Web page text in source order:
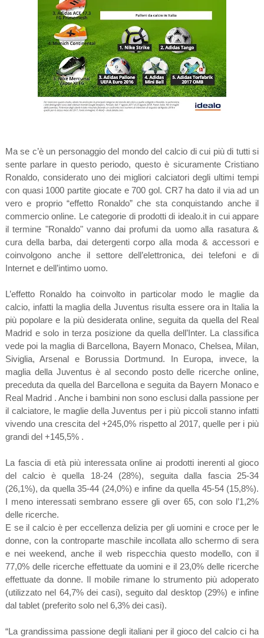
Ma se c’è un personaggio del mondo del calcio di cui più di tutti si
sente parlare in questo periodo, questo è sicuramente Cristiano
Ronaldo, considerato uno dei migliori calciatori degli ultimi tempi
con quasi 1000 partite giocate e 700 gol. CR7 ha dato il via ad un
vero e proprio “effetto Ronaldo” che sta conquistando anche il
commercio online. Le categorie di prodotti di idealo.it in cui appare
il termine "Ronaldo" vanno dai profumi da uomo alla rasatura &
cura della barba, dai detergenti corpo alla moda & accessori e
coinvolgono anche il settore dell’elettronica, dei telefoni e di
Internet e dell’intimo uomo.
L’effetto Ronaldo ha coinvolto in particolar modo le maglie da
calcio, infatti la maglia della Juventus risulta essere ora in Italia la
più popolare e la più desiderata online, seguita da quella del Real
Madrid e solo in terza posizione da quella dell’Inter. La classifica
vede poi la maglia di Barcellona, Bayern Monaco, Chelsea, Milan,
Siviglia, Arsenal e Borussia Dortmund. In Europa, invece, la
maglia della Juventus è al secondo posto delle ricerche online,
preceduta da quella del Barcellona e seguita da Bayern Monaco e
Real Madrid . Anche i bambini non sono esclusi dalla passione per
il calciatore, le maglie della Juventus per i più piccoli stanno infatti
vivendo una crescita del +245,0% rispetto al 2017, quelle per i più
grandi del +145,5% .
La fascia di età più interessata online ai prodotti inerenti al gioco
del calcio è quella 18-24 (28%), seguita dalla fascia 25-34
(26,1%), da quella 35-44 (24,0%) e infine da quella 45-54 (15,8%).
I meno interessati sembrano essere gli over 65, con solo l’1,2%
delle ricerche.
E se il calcio è per eccellenza delizia per gli uomini e croce per le
donne, con la controparte maschile incollata allo schermo di sera
e nei weekend, anche il web rispecchia questo modello, con il
77,0% delle ricerche effettuate da uomini e il 23,0% delle ricerche
effettuate da donne. Il mobile rimane lo strumento più adoperato
(utilizzato nel 64,7% dei casi), seguito dal desktop (29%) e infine
dal tablet (preferito solo nel 6,3% dei casi).
“La grandissima passione degli italiani per il gioco del calcio ci ha